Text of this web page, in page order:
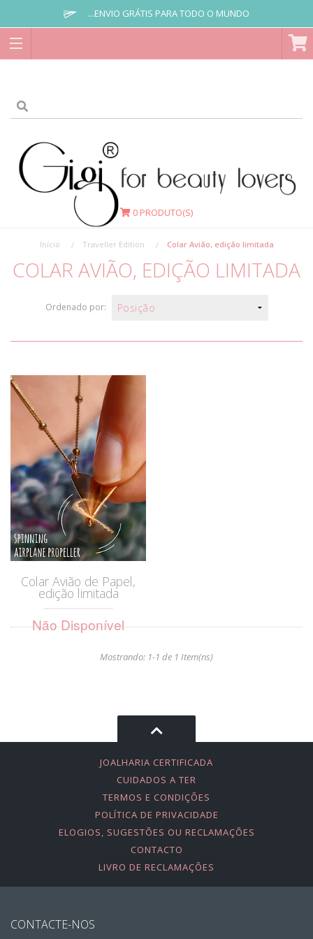
...ENVIO GRÁTIS PARA TODO O MUNDO
0 PRODUTO(S)
Início Traveller Edition Colar Avião, edição limitada
COLAR AVIÃO, EDIÇÃO LIMITADA
Ordenado por:
Colar Avião de Papel,
edição limitada
Não Disponível
Mostrando: 1-1 de 1 Item(ns)
JOALHARIA CERTIFICADA
CUIDADOS A TER
TERMOS E CONDIÇÕES
POLÍTICA DE PRIVACIDADE
ELOGIOS, SUGESTÕES OU RECLAMAÇÕES
CONTACTO
LIVRO DE RECLAMAÇÕES
CONTACTE-NOS